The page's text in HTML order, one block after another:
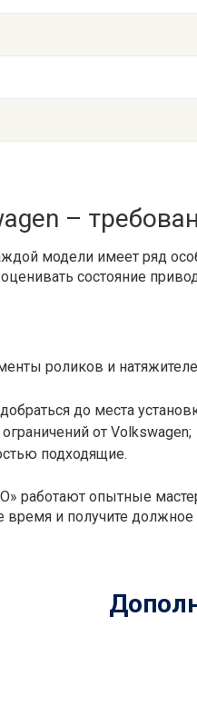
–
модели имеет ряд
состояние
роликов и
до места
от Volkswagen;
подходящие.
работают опытные
время и получите